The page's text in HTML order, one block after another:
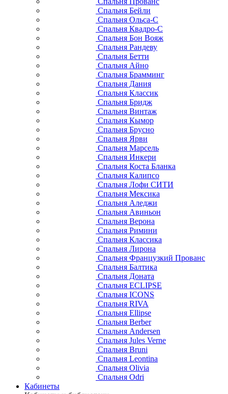
Спальня Бейли
Спальня Ольса-С
Спальня Квадро-С
Спальня Бон Вояж
Спальня Рандеву
Спальня Бетти
Спальня Айно
Спальня Брамминг
Спальня Дания
Спальня Классик
Спальня Бридж
Спальня Винтаж
Спальня Кымор
Спальня Брусно
Спальня Ярви
Спальня Марсель
Спальня Инкери
Спальня Коста Бланка
Спальня Калипсо
Спальня Лофи СИТИ
Спальня Мексика
Спальня Аледжи
Спальня Авиньон
Спальня Верона
Спальня Римини
Спальня Классика
Спальня Лирона
Спальня Французкий Прованс
Спальня Балтика
Спальня Доната
Спальня ECLIPSE
Спальня ICONS
Спальня RIVA
Спальня Ellipse
Спальня Berber
Спальня Andersen
Спальня Jules Verne
Спальня Bruni
Спальня Leontina
Спальня Olivia
Спальня Odri
Кабинеты